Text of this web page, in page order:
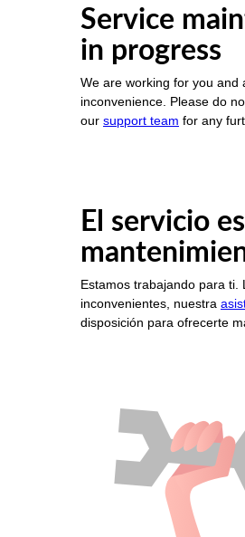
Service
in progress
We are working for you and
inconvenience. Please do
our support team for any
El servicio
Estamos trabajando para ti.
inconvenientes, nuestra
disposición para ofrecerte